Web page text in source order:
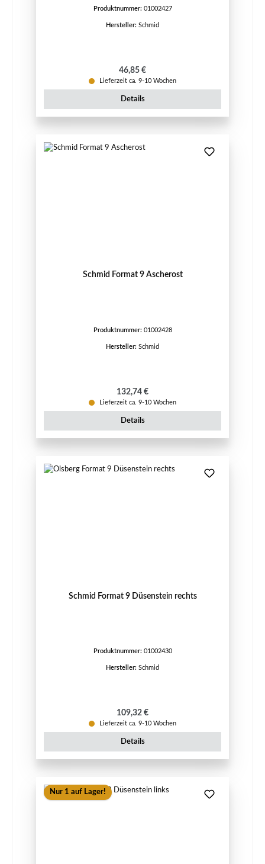
Produktnummer: 01002427
Hersteller: Schmid
Regulärer Preis:
46,85 €
Lieferzeit ca. 9-10 Wochen
Details
Schmid Format 9 Ascherost
Produktnummer: 01002428
Hersteller: Schmid
Regulärer Preis:
132,74 €
Lieferzeit ca. 9-10 Wochen
Details
Schmid Format 9 Düsenstein rechts
Produktnummer: 01002430
Hersteller: Schmid
Regulärer Preis:
109,32 €
Lieferzeit ca. 9-10 Wochen
Details
Nur 1 auf Lager!